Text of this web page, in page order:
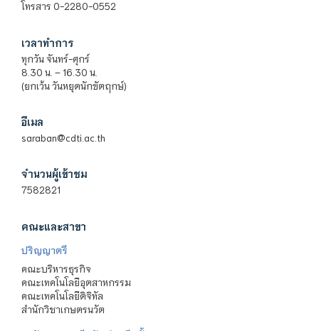
โทรสาร 0-2280-0552
เวลาทำการ
ทุกวัน จันทร์-ศุกร์
8.30 น. – 16.30 น.
(ยกเว้น วันหยุดนักขัตฤกษ์)
อีเมล
saraban@cdti.ac.th
จำนวนผู้เข้าชม
7582821
คณะและสาขา
ปริญญาตรี
คณะบริหารธุรกิจ
คณะเทคโนโลยีอุตสาหกรรม
คณะเทคโนโลยีดิจิทัล
สำนักวิชาเกษตรนวัต